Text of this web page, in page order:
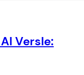
Versle: